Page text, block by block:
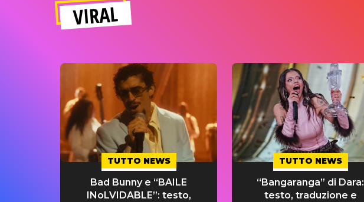
VIRAL
TUTTO NEWS
Bad Bunny e “BAILE
INoLVIDABLE”: testo,
TUTTO NEWS
“Bangaranga” di Dara:
testo, traduzione e